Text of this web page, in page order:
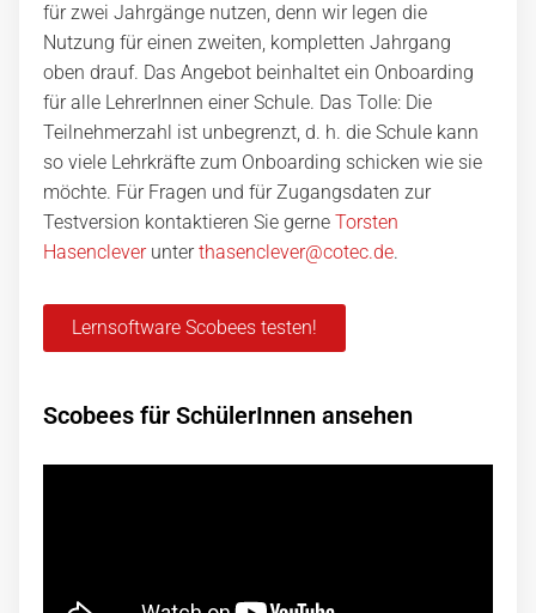
für zwei Jahrgänge nutzen, denn wir legen die
Nutzung für einen zweiten, kompletten Jahrgang
oben drauf. Das Angebot beinhaltet ein Onboarding
für alle LehrerInnen einer Schule. Das Tolle: Die
Teilnehmerzahl ist unbegrenzt, d. h. die Schule kann
so viele Lehrkräfte zum Onboarding schicken wie sie
möchte. Für Fragen und für Zugangsdaten zur
Testversion kontaktieren Sie gerne Torsten
Hasenclever unterthasenclever@cotec.de.
Lernsoftware Scobees testen!
Scobees für SchülerInnen ansehen